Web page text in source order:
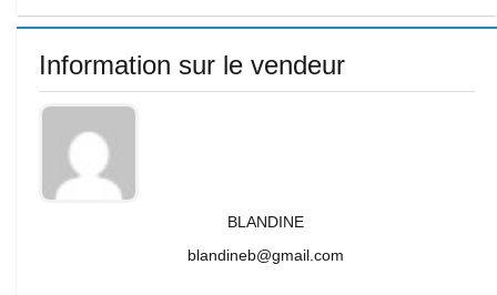
Information sur le vendeur
BLANDINE
blandineb@gmail.com